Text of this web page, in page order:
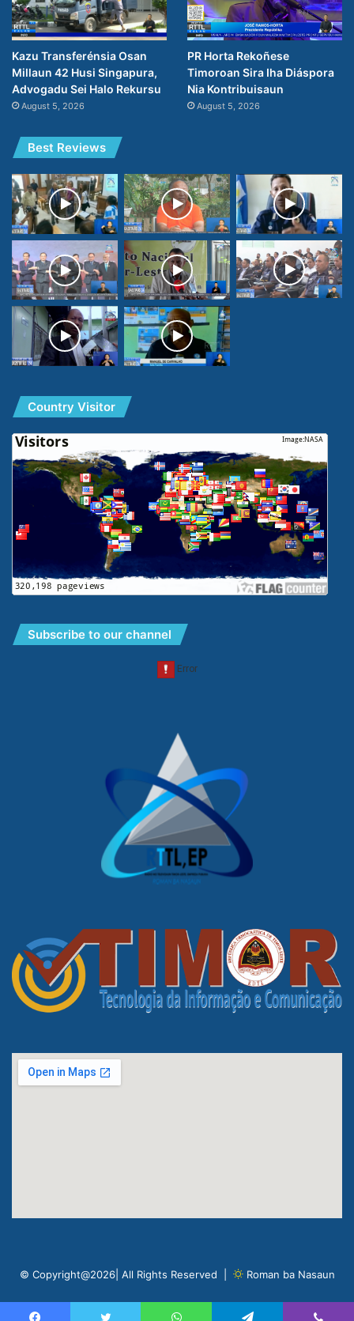
Kazu Transferénsia Osan
Millaun 42 Husi Singapura,
Advogadu Sei Halo Rekursu
August 5, 2026
PR Horta Rekoñese
Timoroan Sira Iha Diáspora
Nia Kontribuisaun
August 5, 2026
Best Reviews
Country Visitor
Subscribe to our channel
© Copyright@2026| All Rights Reserved | Roman ba Nasaun